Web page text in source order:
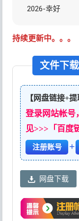
2026-幸好
持续更新中。。。
文件下载
【网盘链接+提
登录网站帐号
见>>>「百度
注册账号 +
网盘下载